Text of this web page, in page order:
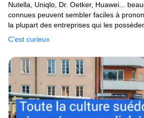
C’est curieux
Nutella, Uniqlo, Dr. Oetker, Huawei...
connues peuvent sembler faciles à
la plupart des entreprises qui les
des pays étrangers, il arrive que leur